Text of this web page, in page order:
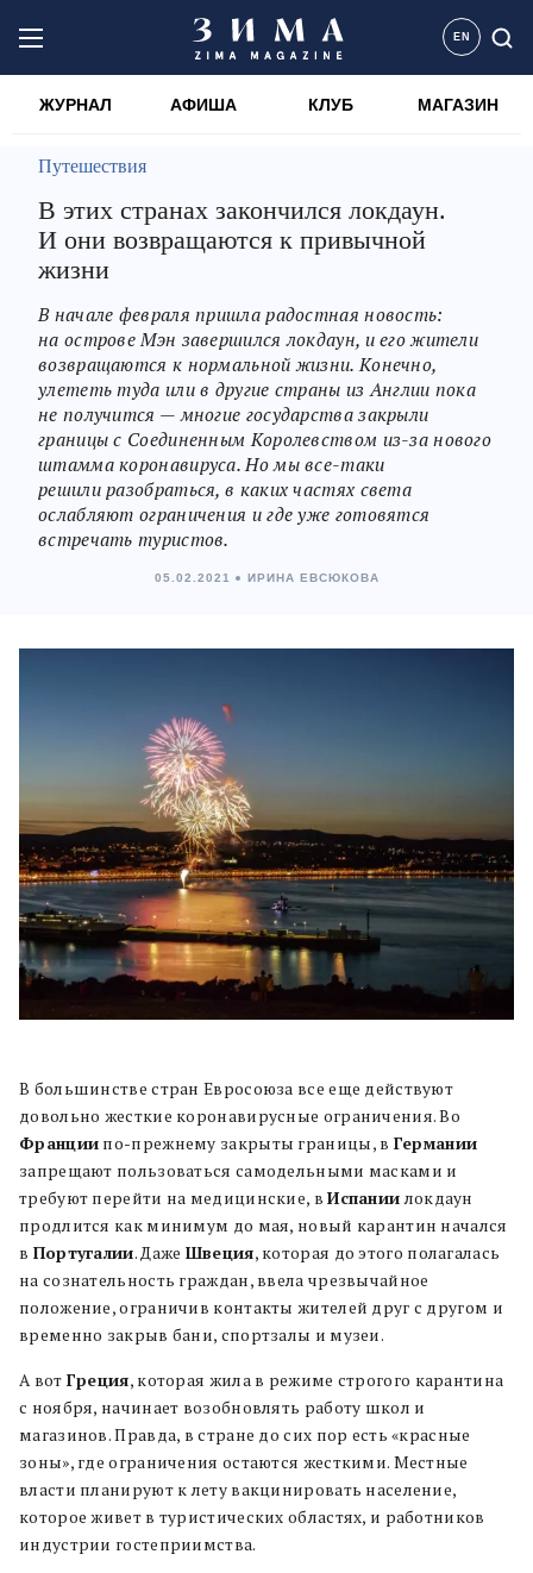
EN
ЖУРНАЛ АФИША КЛУБ МАГАЗИН
Путешествия
В этих странах закончился локдаун.
И они возвращаются к привычной
жизни
В начале февраля пришла радостная новость:
на острове Мэн завершился локдаун, и его жители
возвращаются к нормальной жизни. Конечно,
улететь туда или в другие страны из Англии пока
не получится — многие государства закрыли
границы с Соединенным Королевством из-за нового
штамма коронавируса. Но мы все-таки
решили разобраться, в каких частях света
ослабляют ограничения и где уже готовятся
встречать туристов.
05.02.2021 ИРИНА ЕВСЮКОВА
В большинстве стран Евросоюза все еще действуют
довольно жесткие коронавирусные ограничения. Во
Франции по-прежнему закрыты границы, в Германии
запрещают пользоваться самодельными масками и
требуют перейти на медицинские, вИспаниилокдаун
продлится как минимум до мая, новый карантин начался
в Португалии. Даже Швеция, которая до этого полагалась
на сознательность граждан, ввела чрезвычайное
положение, ограничив контакты жителей друг с другом и
временно закрыв бани, спортзалы и музеи.
А вот Греция, которая жила в режиме строгого карантина
с ноября, начинает возобновлять работу школ и
магазинов. Правда, в стране до сих пор есть «красные
зоны», где ограничения остаются жесткими. Местные
власти планируют к лету вакцинировать население,
которое живет в туристических областях, и работников
индустрии гостеприимства.